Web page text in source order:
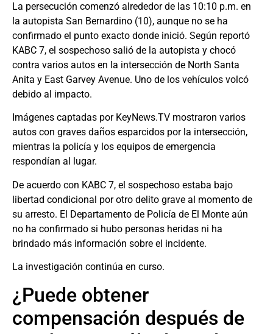
La persecución comenzó alrededor de las 10:10 p.m. en
la autopista San Bernardino (10), aunque no se ha
confirmado el punto exacto donde inició. Según reportó
KABC 7, el sospechoso salió de la autopista y chocó
contra varios autos en la intersección de North Santa
Anita y East Garvey Avenue. Uno de los vehículos volcó
debido al impacto.
Imágenes captadas por KeyNews.TV mostraron varios
autos con graves daños esparcidos por la intersección,
mientras la policía y los equipos de emergencia
respondían al lugar.
De acuerdo con KABC 7, el sospechoso estaba bajo
libertad condicional por otro delito grave al momento de
su arresto. El Departamento de Policía de El Monte aún
no ha confirmado si hubo personas heridas ni ha
brindado más información sobre el incidente.
La investigación continúa en curso.
¿Puede obtener
compensación después de